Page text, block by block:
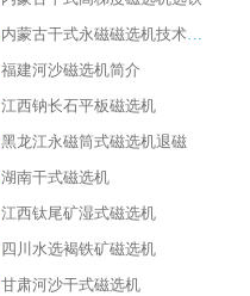
内蒙古干式永磁磁选机技术要求
福建河沙磁选机简介
江西钠长石平板磁选机
黑龙江永磁筒式磁选机退磁
湖南干式磁选机
江西钛尾矿湿式磁选机
四川水选褐铁矿磁选机
甘肃河沙干式磁选机